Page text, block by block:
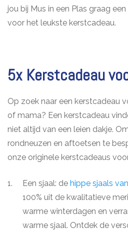
jou bij Mus in een Plas graag
voor het leukste kerstcadeau.
5x Kerstcadeau
Op zoek naar een kerstcadeau
of mama? Een kerstcadeau
niet altijd van een leien dakje.
rondneuzen en aftoetsen te
onze originele kerstcadeaus
Een sjaal: de hippe sjaals
100% uit de kwalitatieve
warme winterdagen en
warme sjaal. Ontdek de